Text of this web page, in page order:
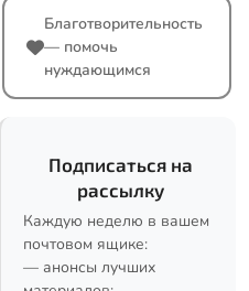
Благотворительность
— помочь
нуждающимся
Подписаться на
рассылку
Каждую неделю в вашем
почтовом ящике:
— анонсы лучших